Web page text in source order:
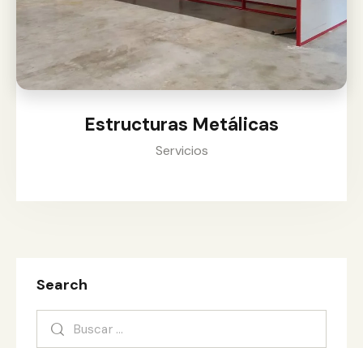
Estructuras Metálicas
Servicios
Search